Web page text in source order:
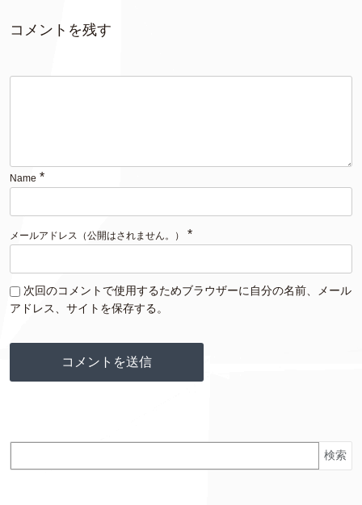
コメントを残す
Name *
メールアドレス（公開はされません。） *
次回のコメントで使用するためブラウザーに自分の名前、メール
アドレス、サイトを保存する。
検索